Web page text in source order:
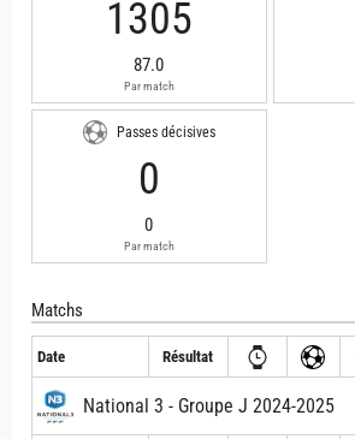
1305
87.0
Par match
Passes décisives
0
0
Par match
Matchs
Date Résultat
National 3 - Groupe J 2024-2025